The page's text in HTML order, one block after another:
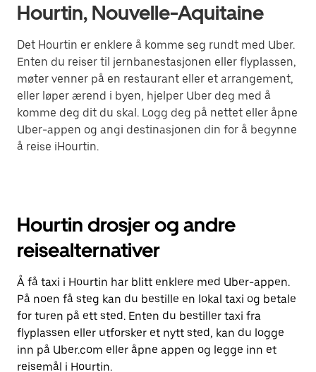
Hourtin, Nouvelle-Aquitaine
Det Hourtin er enklere å komme seg rundt med Uber.
Enten du reiser til jernbanestasjonen eller flyplassen,
møter venner på en restaurant eller et arrangement,
eller løper ærend i byen, hjelper Uber deg med å
komme deg dit du skal. Logg deg på nettet eller åpne
Uber-appen og angi destinasjonen din for å begynne
å reise iHourtin.
Hourtin drosjer og andre
reisealternativer
Å få taxi i Hourtin har blitt enklere med Uber-appen.
På noen få steg kan du bestille en lokal taxi og betale
for turen på ett sted. Enten du bestiller taxi fra
flyplassen eller utforsker et nytt sted, kan du logge
inn på Uber.com eller åpne appen og legge inn et
reisemål i Hourtin.